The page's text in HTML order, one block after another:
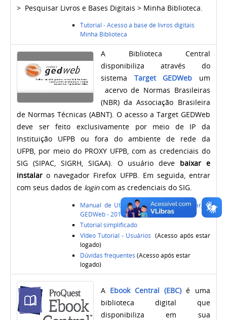
> Pesquisar Livros e Bases Digitais > Minha Biblioteca
Tutorial - Acesso a base de livros digitais
Minha Biblioteca
A Biblioteca Central
disponibiliza através do
sistema Target GEDWeb um
acervo de Normas Brasileiras
(NBR) da Associação Brasileira
de Normas Técnicas (ABNT). O acesso a Target GEDWeb
deve ser feito exclusivamente por meio de IP da
Instituição UFPB ou
fora do ambiente de rede da
UFPB, por meio do PROXY UFPB, com as credenciais do
SIG (SIPAC, SIGRH, SIGAA). O usuário deve baixar e
instalar o navegador Firefox UFPB. Em seguida, entrar
com seus dados de login comas credenciais do SIG.
Manual de Utilização elaborado pela Target
GEDWeb - 2016
Tutorial simplificado
Vídeo Tutorial - Usuários (Acesso após estar
logado)
Dúvidas frequentes (Acesso após estar
logado)
A Ebook Central (EBC) é uma
biblioteca digital que
disponibiliza em sua